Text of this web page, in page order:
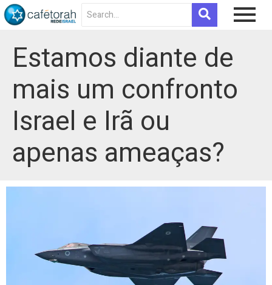
Estamos diante de
mais um confronto
Israel e Irã ou
apenas ameaças?